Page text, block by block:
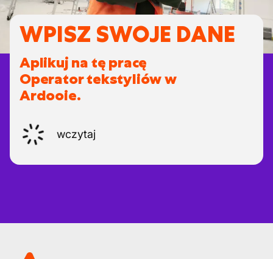
WPISZ SWOJE DANE
Aplikuj na tę pracę
Operator tekstyliów w
Ardooie.
wczytaj